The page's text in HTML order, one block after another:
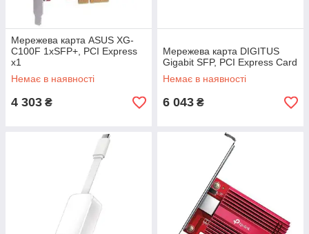
Мережева карта ASUS XG-
C100F 1xSFP+, PCI Express
x1
Немає в наявності
4 303 ₴
Мережева карта DIGITUS
Gigabit SFP, PCI Express Card
Немає в наявності
6 043 ₴